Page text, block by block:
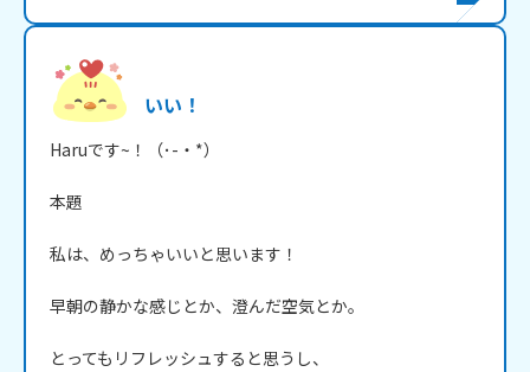
いい！
Haruです~！（･-・*）
本題
私は、めっちゃいいと思います！
早朝の静かな感じとか、澄んだ空気とか。
とってもリフレッシュすると思うし、